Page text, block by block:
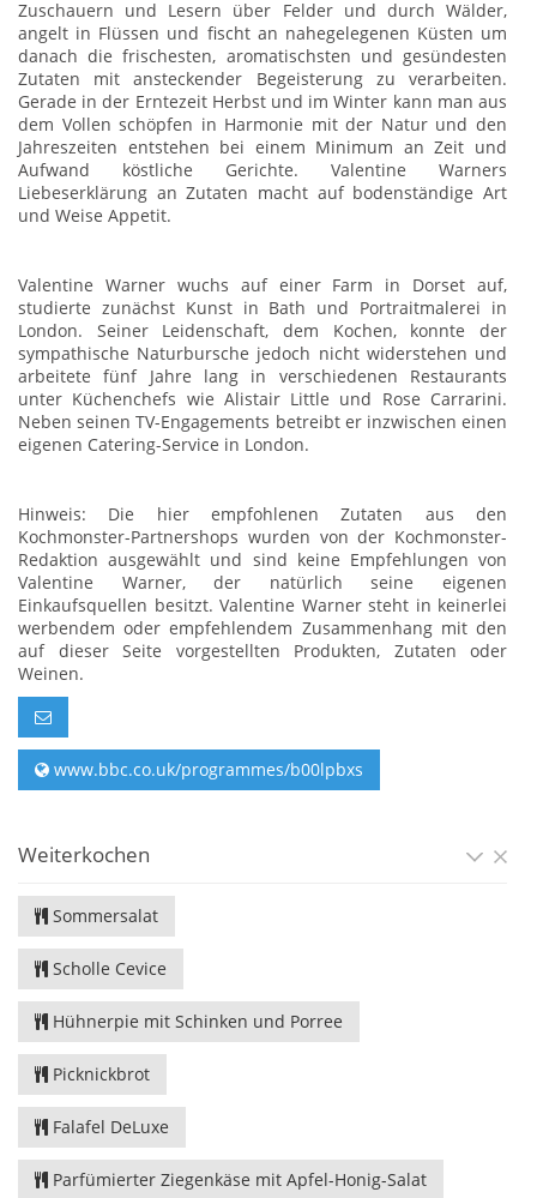
Zuschauern und Lesern über Felder und durch Wälder,
angelt in Flüssen und fischt an nahegelegenen Küsten um
danach die frischesten, aromatischsten und gesündesten
Zutaten mit ansteckender Begeisterung zu verarbeiten.
Gerade in der Erntezeit Herbst und im Winter kann man aus
dem Vollen schöpfen in Harmonie mit der Natur und den
Jahreszeiten entstehen bei einem Minimum an Zeit und
Aufwand köstliche Gerichte. Valentine Warners
Liebeserklärung an Zutaten macht auf bodenständige Art
und Weise Appetit.
Valentine Warner wuchs auf einer Farm in Dorset auf,
studierte zunächst Kunst in Bath und Portraitmalerei in
London. Seiner Leidenschaft, dem Kochen, konnte der
sympathische Naturbursche jedoch nicht widerstehen und
arbeitete fünf Jahre lang in verschiedenen Restaurants
unter Küchenchefs wie Alistair Little und Rose Carrarini.
Neben seinen TV-Engagements betreibt er inzwischen einen
eigenen Catering-Service in London.
Hinweis: Die hier empfohlenen Zutaten aus den
Kochmonster-Partnershops wurden von der Kochmonster-
Redaktion ausgewählt und sind keine Empfehlungen von
Valentine Warner, der natürlich seine eigenen
Einkaufsquellen besitzt. Valentine Warner steht in keinerlei
werbendem oder empfehlendem Zusammenhang mit den
auf dieser Seite vorgestellten Produkten, Zutaten oder
Weinen.
www.bbc.co.uk/programmes/b00lpbxs
Weiterkochen
Sommersalat
Scholle Cevice
Hühnerpie mit Schinken und Porree
Picknickbrot
Falafel DeLuxe
Parfümierter Ziegenkäse mit Apfel-Honig-Salat